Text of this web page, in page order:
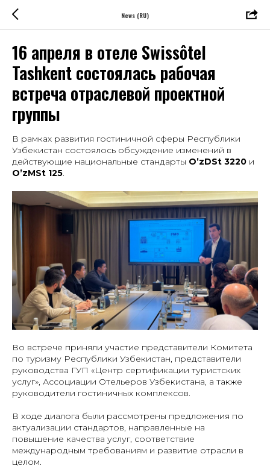
News (RU)
16 апреля в отеле Swissôtel
Tashkent состоялась рабочая
встреча отраслевой проектной
группы
В рамках развития гостиничной сферы Республики
Узбекистан состоялось обсуждение изменений в
действующие национальные стандарты O’zDSt 3220 и
O’zMSt 125.
Во встрече приняли участие представители Комитета
по туризму Республики Узбекистан, представители
руководства ГУП «Центр сертификации туристских
услуг», Ассоциации Отельеров Узбекистана, а также
руководители гостиничных комплексов.
В ходе диалога были рассмотрены предложения по
актуализации стандартов, направленные на
повышение качества услуг, соответствие
международным требованиям и развитие отрасли в
целом.